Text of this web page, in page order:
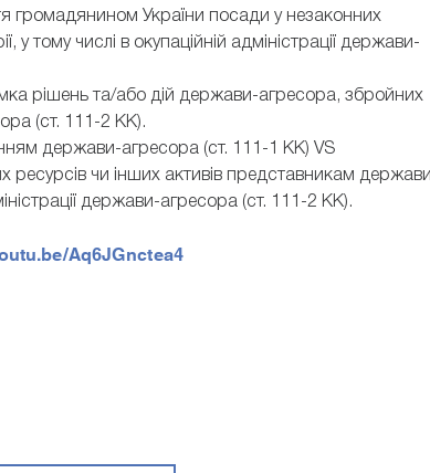
громадянином України посади у незаконних
тому числі в окупаційній адміністрації держави-
рішень та/або дій держави-агресора, збройних
(ст. 111-2 КК).
держави-агресора (ст. 111-1 КК) VS
ресурсів чи інших активів представникам
держави-агресора (ст. 111-2 КК).
Aq6JGnctea4